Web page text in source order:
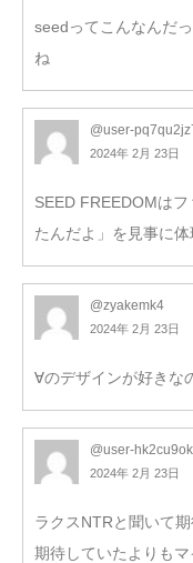
seedってこんなんだ
ね
@user-
2024年 2月 23日
SEED FREEDOMは
たんだよ」を見事に
@zyakemk4
2024年 2月 23日
∀のデザインが好きな
@user-
2024年 2月 23日
ラクスNTRと聞いて
期待していたよりもマ